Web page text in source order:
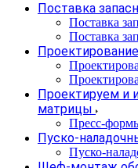
Поставка
Поставка
Поставка
Проектируем и
матрицы
Пресс-
Пуско-
Пуско-